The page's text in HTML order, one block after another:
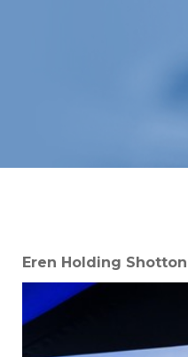
Eren Holding